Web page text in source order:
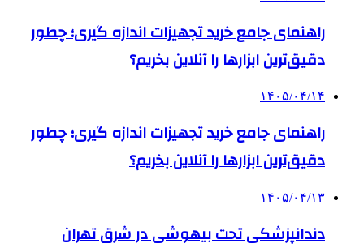
راهنمای جامع خرید تجهیزات اندازه گیری؛ چطور
دقیق‌ترین ابزارها را آنلاین بخریم؟
۱۴۰۵/۰۴/۱۴
راهنمای جامع خرید تجهیزات اندازه گیری؛ چطور
دقیق‌ترین ابزارها را آنلاین بخریم؟
۱۴۰۵/۰۴/۱۳
دندانپزشکی تحت بیهوشی در شرق تهران